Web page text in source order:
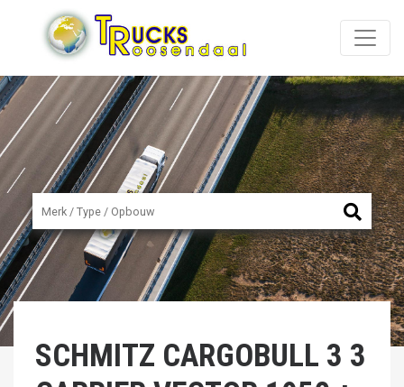
SCHMITZ CARGOBULL 3 3